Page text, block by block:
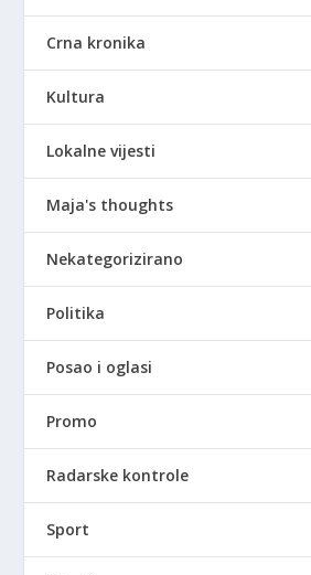
Crna kronika
Kultura
Lokalne vijesti
Maja's thoughts
Nekategorizirano
Politika
Posao i oglasi
Promo
Radarske kontrole
Sport